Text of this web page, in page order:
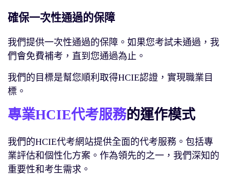
確保一次性通過的保障
我們提供一次性通過的保障。如果您考試未通過，我
們會免費補考，直到您通過為止。
我們的目標是幫您順利取得HCIE認證，實現職業目
標。
專業HCIE代考服務的運作模式
我們的HCIE代考網站提供全面的代考服務。包括專
業評估和個性化方案。作為領先的之一，我們深知的
重要性和考生需求。